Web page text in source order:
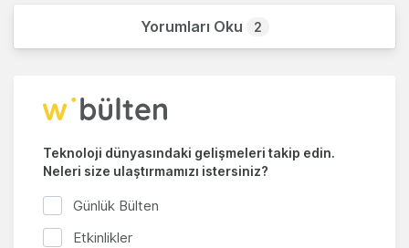
Yorumları Oku 2
Teknoloji dünyasındaki gelişmeleri takip edin.
Neleri size ulaştırmamızı istersiniz?
Günlük Bülten
Etkinlikler